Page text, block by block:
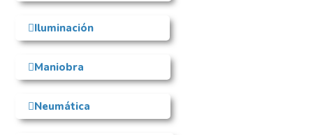
Iluminación
Maniobra
Neumática